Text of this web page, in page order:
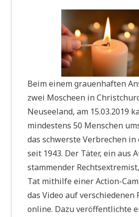
Beim einem grauenhaften
zwei Moscheen in
Neuseeland, am 15.03.2019
mindestens 50 Menschen
das schwerste Verbrechen in
seit 1943. Der Täter, ein aus
stammender
Tat mithilfe einer Action-
das Video auf
online. Dazu veröffentlichte